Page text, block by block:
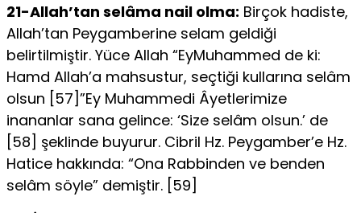
21-Allah’tan selâma nail olma: Birçok hadiste,
Allah’tan Pey­gamberine selam geldiği
belirtilmiştir. Yüce Allah “EyMuhammed de ki:
Hamd Allah’a mahsustur, seçtiği kullarına selâm
olsun [57]”Ey Muhammedi Âyetlerimize
inananlar sana gelince: ‘Size selâm olsun.’ de
[58] şeklinde buyurur. Cibril Hz. Peygamber’e Hz.
Hatice hakkında: “Ona Rabbinden ve benden
selâm söyle” demiş­tir. [59]